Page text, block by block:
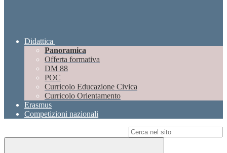
Didattica
Panoramica
Offerta formativa
DM 88
POC
Curricolo Educazione Civica
Curricolo Orientamento
Erasmus
Competizioni nazionali